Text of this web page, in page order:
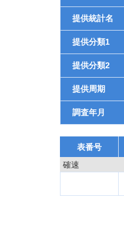
提供統計名
提供分類1
提供分類2
提供周期
調査年月
表番号
確速